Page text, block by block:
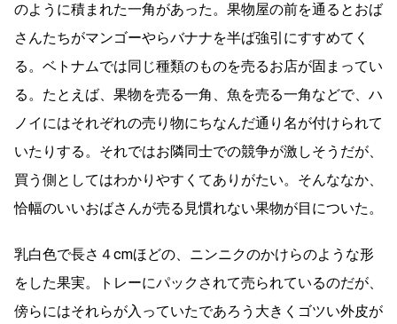
のように積まれた一角があった。果物屋の前を通るとおば
さんたちがマンゴーやらバナナを半ば強引にすすめてく
る。ベトナムでは同じ種類のものを売るお店が固まってい
る。たとえば、果物を売る一角、魚を売る一角などで、ハ
ノイにはそれぞれの売り物にちなんだ通り名が付けられて
いたりする。それではお隣同士での競争が激しそうだが、
買う側としてはわかりやすくてありがたい。そんななか、
恰幅のいいおばさんが売る見慣れない果物が目についた。
乳白色で長さ４cmほどの、ニンニクのかけらのような形
をした果実。トレーにパックされて売られているのだが、
傍らにはそれらが入っていたであろう大きくゴツい外皮が